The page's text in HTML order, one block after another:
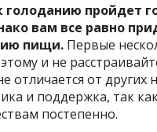
голоданию пройдет
вам все равно
пищи. Первые
и не
отличается от
и поддержка, так
постепенно.